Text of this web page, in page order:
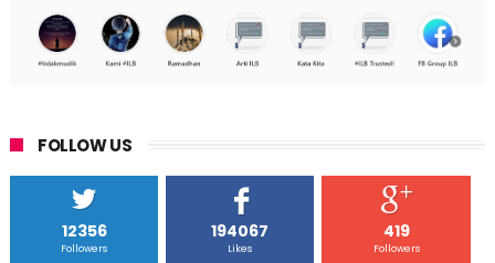
FOLLOW US
12356
Followers
194067
Likes
419
Followers